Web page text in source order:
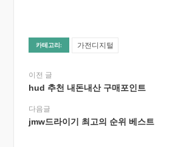
카테고리: 가전디지털
이전 글
hud 추천 내돈내산 구매포인트
다음글
jmw드라이기 최고의 순위 베스트